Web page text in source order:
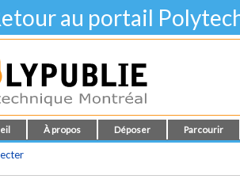
au portail
À propos Déposer Parcourir